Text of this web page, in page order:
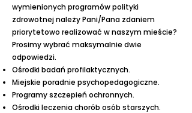
wymienionych programów polityki
zdrowotnej należy Pani/Pana zdaniem
priorytetowo realizować w naszym mieście?
Prosimy wybrać maksymalnie dwie
odpowiedzi.
Ośrodki badań profilaktycznych.
Miejskie poradnie psychopedagogiczne.
Programy szczepień ochronnych.
Ośrodki leczenia chorób osób starszych.